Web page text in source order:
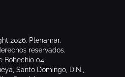
2026. Plenamar.
reservados.
Bohechio 04
Santo Domingo, D.N.,